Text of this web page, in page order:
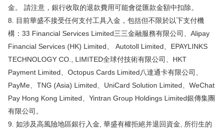
金。 請注意，銀行收取的退款費用可能會從匯款金額中扣除。
8. 目前華盛不接受任何支付工具入金，包括但不限於以下支付機
構：33 Financial Services Limited三三金融服務有限公司、Alipay
Financial Services (HK) Limited、 Autotoll Limited、EPAYLINKS
TECHNOLOGY CO., LIMITED全球付技術有限公司、HKT
Payment Limited、Octopus Cards Limited八達通卡有限公司、
PayMe、TNG (Asia) Limited、UniCard Solution Limited、WeChat
Pay Hong Kong Limited、Yintran Group Holdings Limited銀傳集團
有限公司。
9. 如涉及高風險地區銀行入金, 華盛有權拒絕并退回資金, 所衍生的